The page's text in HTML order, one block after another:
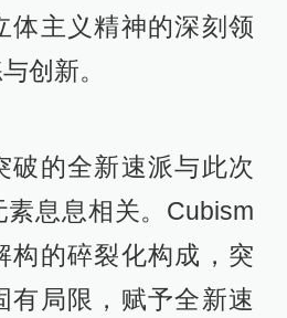
体主义精神的深刻领
创新。
破的全新速派与此次
息息相关。Cubism
构的碎裂化构成，突
有局限，赋予全新速